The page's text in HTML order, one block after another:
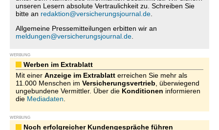
unseren Lesern absolute Vertraulichkeit zu. Schreiben Sie
bitte an redaktion@versicherungsjournal.de
Allgemeine Pressemitteilungen erbitten wir an
meldungen@versicherungsjournal.de
WERBUNG
Werben im Extrablatt
Mit einer Anzeige im Extrablatt erreichen Sie mehr als
11.000 Menschen im Versicherungsvertrieb , überwiegend
ungebundene Vermittler. Über die Konditionen informieren
die Mediadaten
WERBUNG
Noch erfolgreicher Kundengespräche führen